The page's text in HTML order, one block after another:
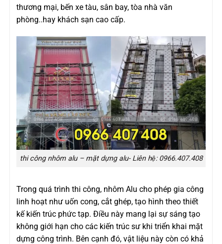
thương mại, bến xe tàu, sân bay, tòa nhà văn
phòng..hay khách sạn cao cấp.
thi công nhôm alu – mặt dựng alu- Liên hệ: 0966.407.408
Trong quá trình thi công, nhôm Alu cho phép gia công
linh hoạt như uốn cong, cắt ghép, tạo hình theo thiết
kế kiến trúc phức tạp. Điều này mang lại sự sáng tạo
không giới hạn cho các kiến trúc sư khi triển khai mặt
dựng công trình. Bên cạnh đó, vật liệu này còn có khả